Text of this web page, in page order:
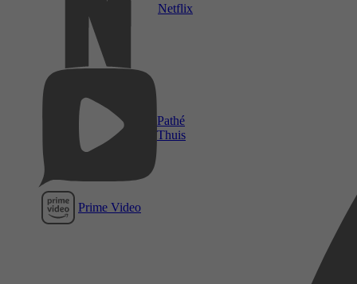
Netflix
Pathé
Thuis
Prime Video